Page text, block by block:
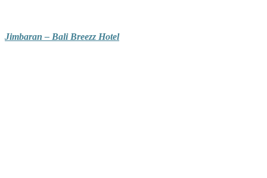
Jimbaran – Bali Breezz Hotel